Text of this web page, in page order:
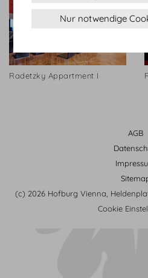
Radetzky Appartment I
AGB
(c) 2026 Hofburg Vienna,
Cookie
Nur notwendige